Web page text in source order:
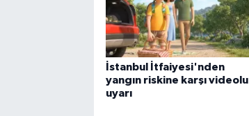
İstanbul İtfaiyesi'nden
yangın riskine karşı videolu
uyarı